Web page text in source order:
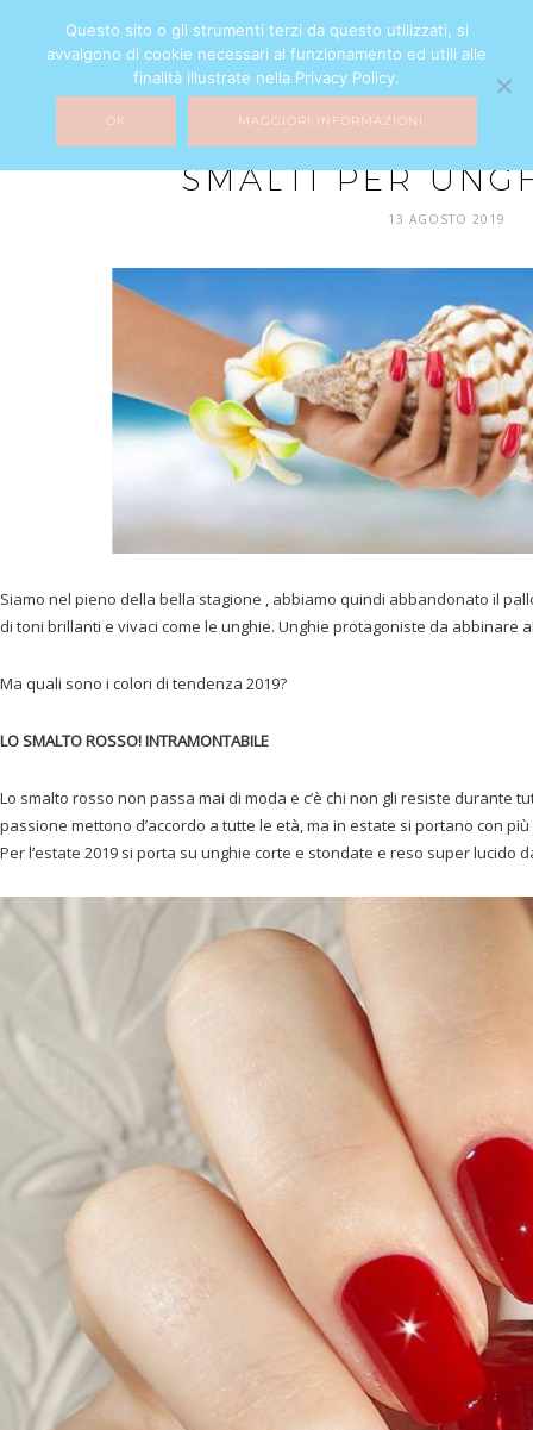
SMALTI PER
13 AGOSTO 2019
Siamo nel pieno della bella stagione , abbiamo quindi abbandonato il
di toni brillanti e vivaci come le unghie. Unghie protagoniste da abbinare
Ma quali sono i colori di tendenza 2019?
LO SMALTO ROSSO! INTRAMONTABILE
Lo smalto rosso non passa mai di moda e c’è chi non gli resiste durante
passione mettono d’accordo a tutte le età, ma in estate si portano con
Per l’estate 2019 si porta su unghie corte e stondate e reso super lucido
Questo sito o gli strumenti terzi da questo utilizzati, si
avvalgono di cookie necessari al funzionamento ed utili alle
finalità illustrate nella Privacy Policy.
OK MAGGIORI INFORMAZIONI.